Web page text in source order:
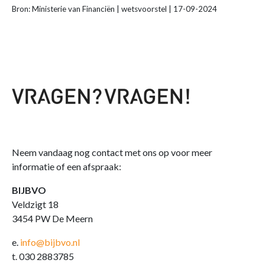
Bron: Ministerie van Financiën | wetsvoorstel | 17-09-2024
Neem vandaag nog contact met ons op voor meer
informatie of een afspraak:
BIJBVO
Veldzigt 18
3454 PW De Meern
e. info@bijbvo.nl
t. 030 2883785